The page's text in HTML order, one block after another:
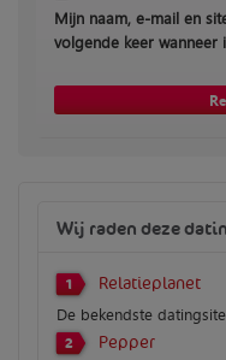
Mijn naam, e-mail en
volgende keer wanneer
Wij raden deze
1 Relatieplanet
De bekendste
2 Pepper